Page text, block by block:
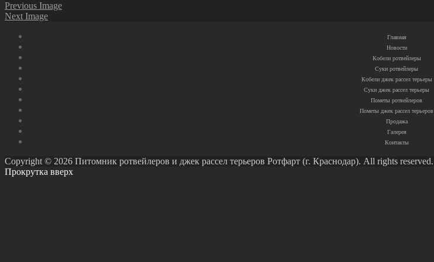
Previous Image
Next Image
Главная
Новости
Кобели ротвейлеры
Суки ротвейлеры
Кобели джек рассел терьеры
Суки джек рассел терьеры
Пометы ротвейлеров
Пометы джек рассел терьеров
Продажа
Галерея
Контакты
Copyright © 2026 Питомник ротвейлеров и джек рассел терьеров Ротфарт (г. Краснодар). All rights reserved.
Прокрутка вверх